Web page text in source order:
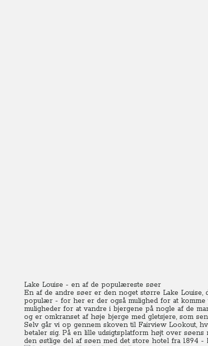
Lake Louise - en af de populæreste søer
En af de andre søer er den noget større Lake Louise,
populær - for her er der også mulighed for at
muligheder for at vandre i bjergene på nogle af de
og er omkranset af høje bjerge med gletsjere, som
Selv går vi op gennem skoven til Fairview Lookout,
betaler sig. På en lille udsigtsplatform højt over
den østlige del af søen med det store hotel fra 1894 -